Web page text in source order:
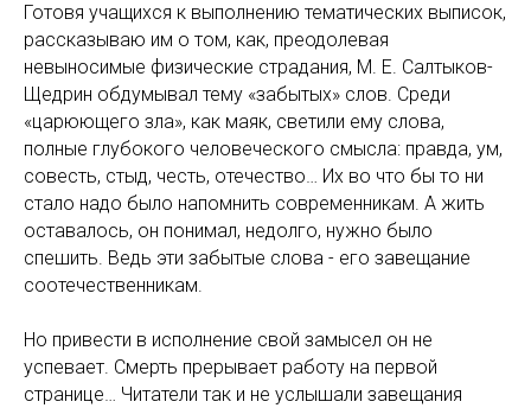
Готовя учащихся к выполнению тематических выписок,
рассказываю им о том, как, преодолевая
невыносимые физические страдания, М. Е. Салтыков-
Щедрин обдумывал тему «забытых» слов. Среди
«царюющего зла», как маяк, светили ему слова,
полные глубокого человеческого смысла: правда, ум,
совесть, стыд, честь, отечество… Их во что бы то ни
стало надо было напомнить современникам. А жить
оставалось, он понимал, недолго, нужно было
спешить. Ведь эти забытые слова - его завещание
соотечественникам.
Но привести в исполнение свой замысел он не
успевает. Смерть прерывает работу на первой
странице… Читатели так и не услышали завещания